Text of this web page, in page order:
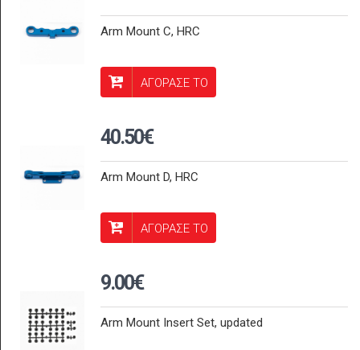
Arm Mount C, HRC
ΑΓΟΡΑΣΕ ΤΟ
40.50€
Arm Mount D, HRC
ΑΓΟΡΑΣΕ ΤΟ
9.00€
Arm Mount Insert Set, updated